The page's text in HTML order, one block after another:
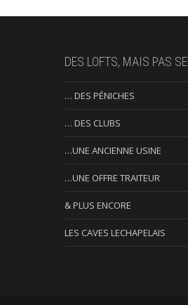
DES LOFTS, MAIS PAS
… DES PÉNICHES
… DES CLUBS
…UNE ANCIENNE USINE
…UNE OFFRE TRAITEUR
& PLUS ENCORE
LES CAVES LECHAPELAIS